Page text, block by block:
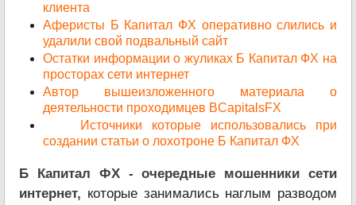
клиента
Аферисты Б Капитал ФХ оперативно слились и
удалили свой подвальный сайт
Остатки информации о жуликах Б Капитал ФХ на
просторах сети интернет
Автор вышеизложенного материала о
деятельности проходимцев BCapitalsFX
Источники которые использовались при
создании статьи о лохотроне Б Капитал ФХ
Б Капитал ФХ - очередные мошенники сети
интернет, которые занимались наглым разводом